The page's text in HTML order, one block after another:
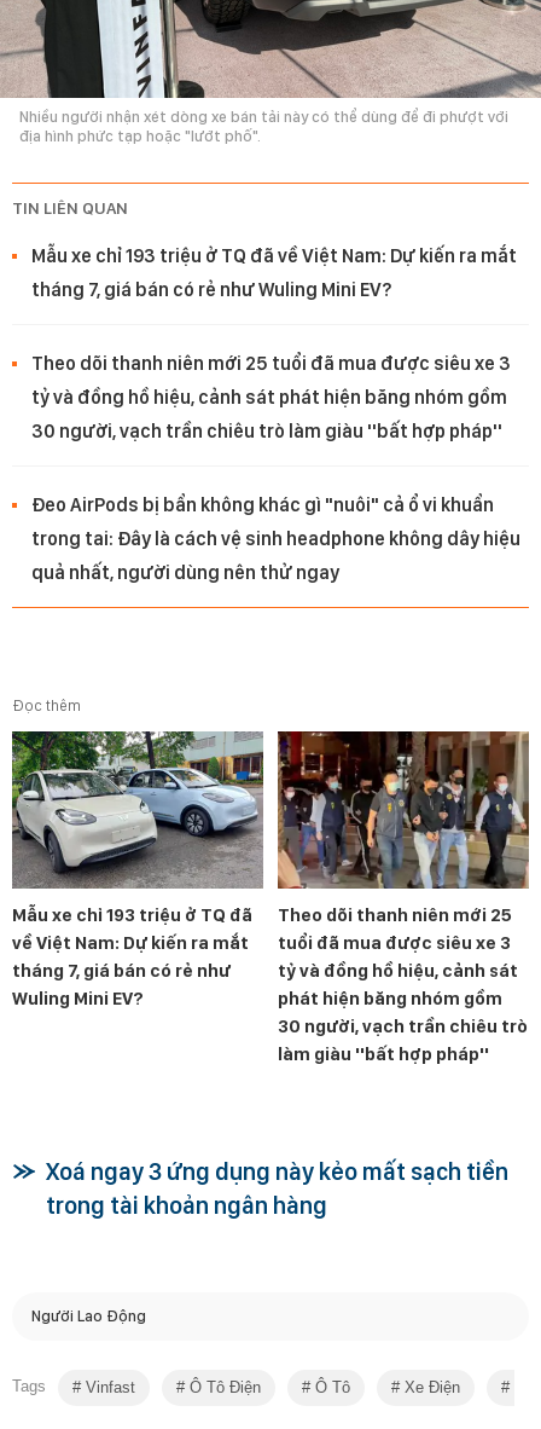
Nhiều người nhận xét dòng xe bán tải này có thể dùng để đi phượt với
địa hình phức tạp hoặc "lướt phố".
TIN LIÊN QUAN
Mẫu xe chỉ 193 triệu ở TQ đã về Việt Nam: Dự kiến ra mắt
tháng 7, giá bán có rẻ như Wuling Mini EV?
Theo dõi thanh niên mới 25 tuổi đã mua được siêu xe 3
tỷ và đồng hồ hiệu, cảnh sát phát hiện băng nhóm gồm
30 người, vạch trần chiêu trò làm giàu ''bất hợp pháp''
Đeo AirPods bị bẩn không khác gì "nuôi" cả ổ vi khuẩn
trong tai: Đây là cách vệ sinh headphone không dây hiệu
quả nhất, người dùng nên thử ngay
Đọc thêm
Mẫu xe chỉ 193 triệu ở TQ đã
về Việt Nam: Dự kiến ra mắt
tháng 7, giá bán có rẻ như
Wuling Mini EV?
Theo dõi thanh niên mới 25
tuổi đã mua được siêu xe 3
tỷ và đồng hồ hiệu, cảnh sát
phát hiện băng nhóm gồm
30 người, vạch trần chiêu trò
làm giàu ''bất hợp pháp''
Xoá ngay 3 ứng dụng này kẻo mất sạch tiền
trong tài khoản ngân hàng
Người Lao Động
Tags Vinfast Ô Tô Điện Ô Tô Xe Điện VF